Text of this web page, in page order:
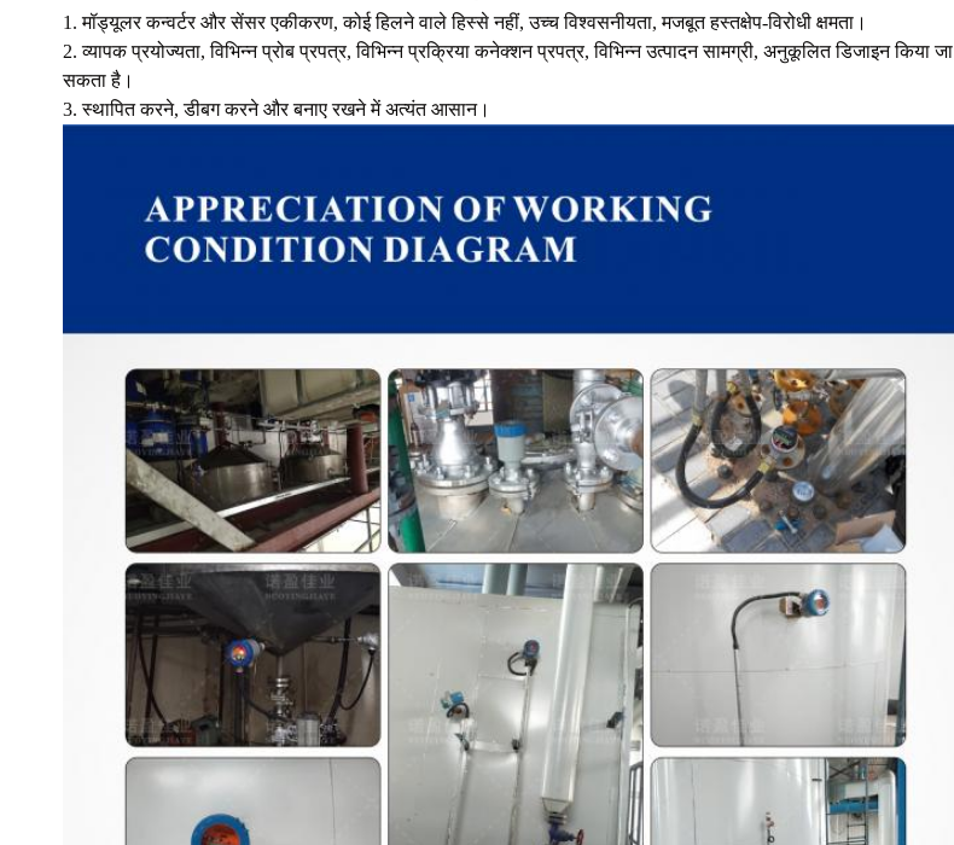
1. मॉड्यूलर कन्वर्टर और सेंसर एकीकरण, कोई हिलने वाले हिस्से नहीं, उच्च विश्वसनीयता, मजबूत हस्तक्षेप-विरोधी क्षमता।
2. व्यापक प्रयोज्यता, विभिन्न प्रोब प्रपत्र, विभिन्न प्रक्रिया कनेक्शन प्रपत्र, विभिन्न उत्पादन सामग्री, अनुकूलित डिजाइन किया जा
सकता है।
3. स्थापित करने, डीबग करने और बनाए रखने में अत्यंत आसान।